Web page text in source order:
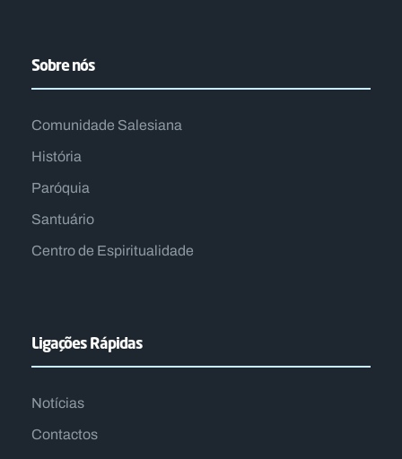
Sobre nós
Comunidade Salesiana
História
Paróquia
Santuário
Centro de Espiritualidade​
Ligações Rápidas
Notícias
Contactos